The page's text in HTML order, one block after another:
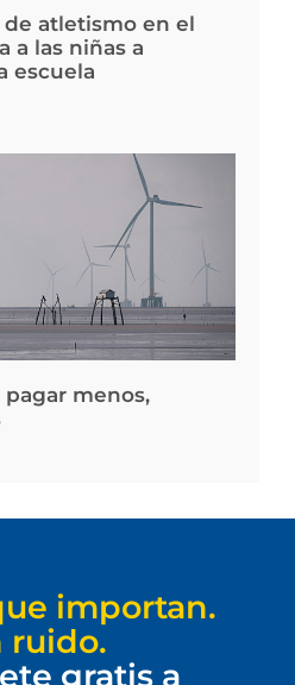
atletismo en el
a las niñas a
escuela
menos,
importan.
ruido.
gratis a